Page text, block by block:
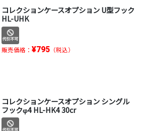
コレクションケースオプション U型フック
HL-UHK
販売価格： ¥795（税込）
コレクションケースオプション シングル
フックφ4 HL-HK4 30cr